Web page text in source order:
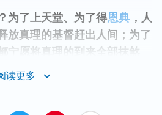
为了上天堂、为了得恩典 ，人
放真理的基督赶出人间；为了
宁愿将真理的到来全部抹煞
远存在，人都宁愿将第二次重
读更多